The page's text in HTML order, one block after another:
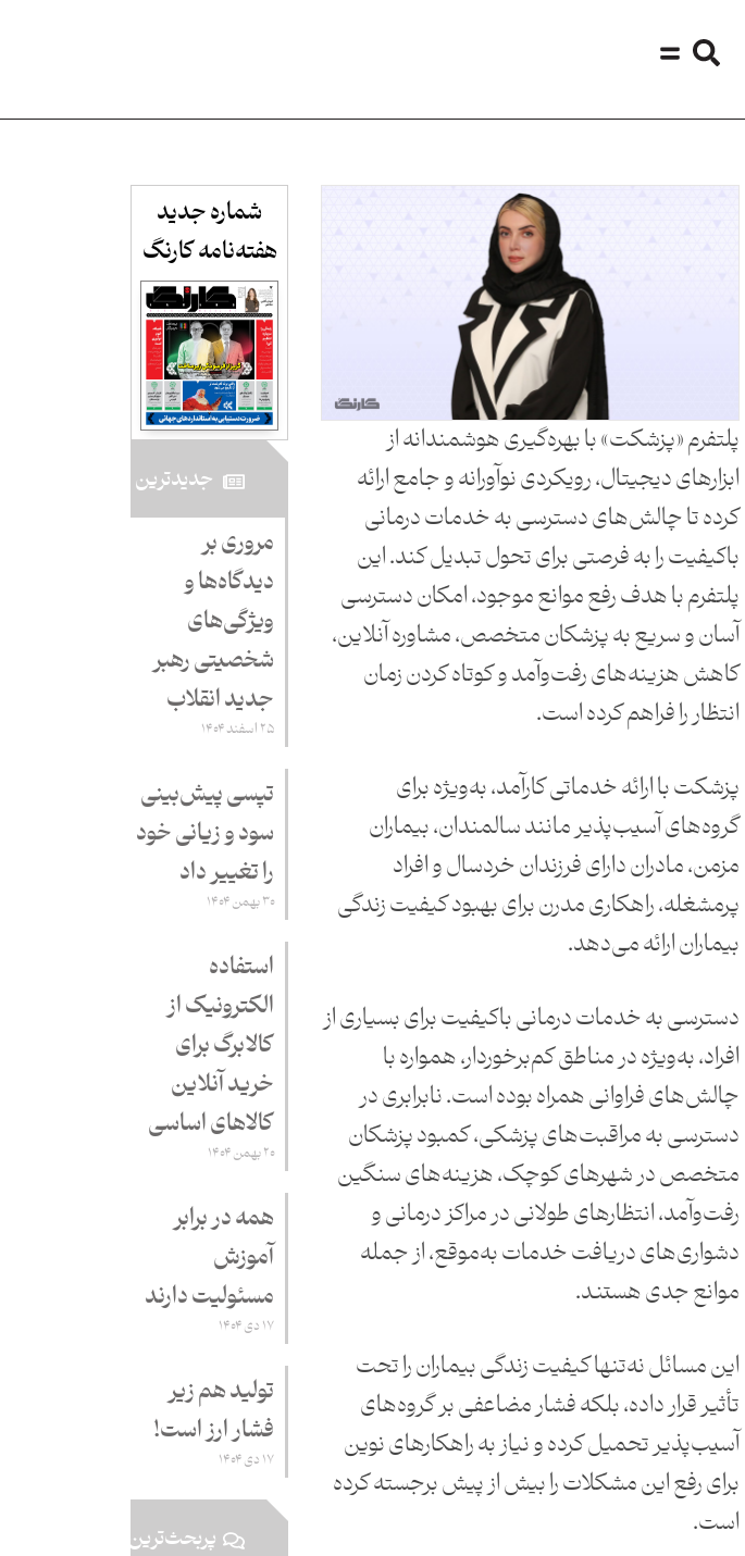
پلتفرم «پزشکت» با بهره‌گیری هوشمندانه از
ابزارهای دیجیتال، رویکردی نوآورانه و جامع ارائه
کرده تا چالش‌های دسترسی به خدمات درمانی
باکیفیت را به فرصتی برای تحول تبدیل کند. این
پلتفرم با هدف رفع موانع موجود، امکان دسترسی
آسان و سریع به پزشکان متخصص، مشاوره آنلاین،
کاهش هزینه‌های رفت‌وآمد و کوتاه کردن زمان
انتظار را فراهم کرده است.
پزشکت با ارائه خدماتی کارآمد، به‌ویژه برای
گروه‌های آسیب‌پذیر مانند سالمندان، بیماران
مزمن، مادران دارای فرزندان خردسال و افراد
پرمشغله، راهکاری مدرن برای بهبود کیفیت زندگی
بیماران ارائه می‌دهد.
دسترسی به خدمات درمانی باکیفیت برای بسیاری از
افراد، به‌ویژه در مناطق کم‌برخوردار، همواره با
چالش‌های فراوانی همراه بوده است. نابرابری در
دسترسی به مراقبت‌های پزشکی، کمبود پزشکان
متخصص در شهرهای کوچک، هزینه‌های سنگین
رفت‌وآمد، انتظارهای طولانی در مراکز درمانی و
دشواری‌های دریافت خدمات به‌موقع، از جمله
موانع جدی هستند.
این مسائل نه‌تنها کیفیت زندگی بیماران را تحت
تأثیر قرار داده، بلکه فشار مضاعفی بر گروه‌های
آسیب‌پذیر تحمیل کرده و نیاز به راهکارهای نوین
برای رفع این مشکلات را بیش از پیش برجسته کرده
است.
شماره جدید
هفته‌نامه کارنگ​
جدید‌ترین
مروری بر
دیدگاه‌ها و
ویژگی‌های
شخصیتی رهبر
جدید انقلاب
۲۵ اسفند ۱۴۰۴
تپسی پیش‌بینی
سود و زیانی خود
را تغییر داد
۳۰ بهمن ۱۴۰۴
استفاده
الکترونیک از
کالابرگ برای
خرید آنلاین
کالاهای اساسی
۲۰ بهمن ۱۴۰۴
همه در برابر
آموزش
مسئولیت دارند
۱۷ دی ۱۴۰۴
تولید هم زیر
فشار ارز است!
۱۷ دی ۱۴۰۴
پربحث‌ترین